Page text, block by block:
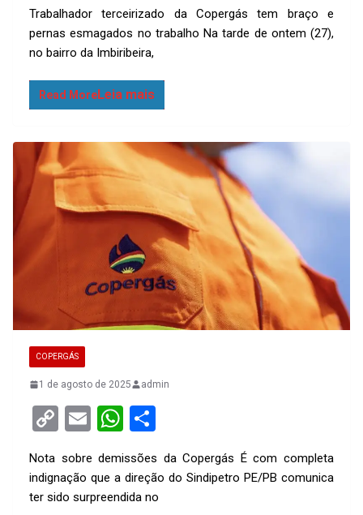
py
Li
n
k
ail at
s
A
p
ar
Trabalhador terceirizado da Copergás tem braço e
pernas esmagados no trabalho Na tarde de ontem (27),
no bairro da Imbiribeira,
Read More
COPERGÁS
1 de agosto de 2025 admin
C
py
Li
E
ail
W
at
s
ar
e
Nota sobre demissões da Copergás É com completa
indignação que a direção do Sindipetro PE/PB comunica
ter sido surpreendida no